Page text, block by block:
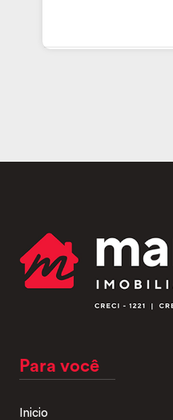
Para você
Inicio